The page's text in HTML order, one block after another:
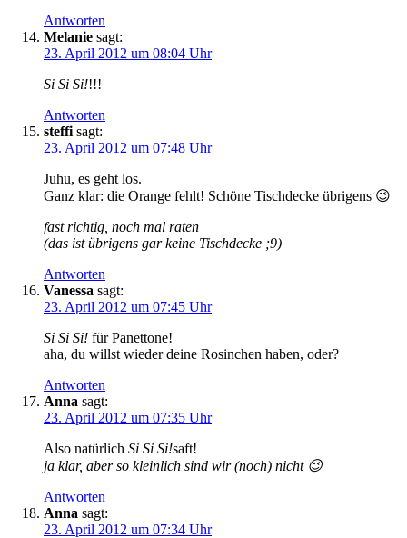
Antworten
Melanie sagt:
23. April 2012 um 08:04 Uhr
Si Si Si!!!!
Antworten
steffi sagt:
23. April 2012 um 07:48 Uhr
Juhu, es geht los.
Ganz klar: die Orange fehlt! Schöne Tischdecke übrigens 😉
fast richtig, noch mal raten
(das ist übrigens gar keine Tischdecke ;9)
Antworten
Vanessa sagt:
23. April 2012 um 07:45 Uhr
Si Si Si! für Panettone!
aha, du willst wieder deine Rosinchen haben, oder?
Antworten
Anna sagt:
23. April 2012 um 07:35 Uhr
Also natürlich Si Si Si!saft!
ja klar, aber so kleinlich sind wir (noch) nicht 😉
Antworten
Anna sagt:
23. April 2012 um 07:34 Uhr